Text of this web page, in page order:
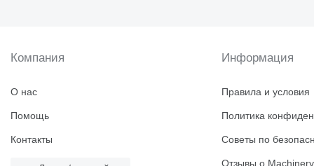
972
Компания
О нас
Помощь
Контакты
Информация
Правила и условия
Политика
Советы по
Отзывы о